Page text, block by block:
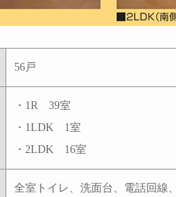
56戸
・1R 39室
・1LDK 1室
・2LDK 16室
全室トイレ、洗面台、電話回線